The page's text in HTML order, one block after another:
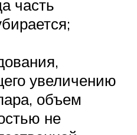
часть
увеличению
объем
не